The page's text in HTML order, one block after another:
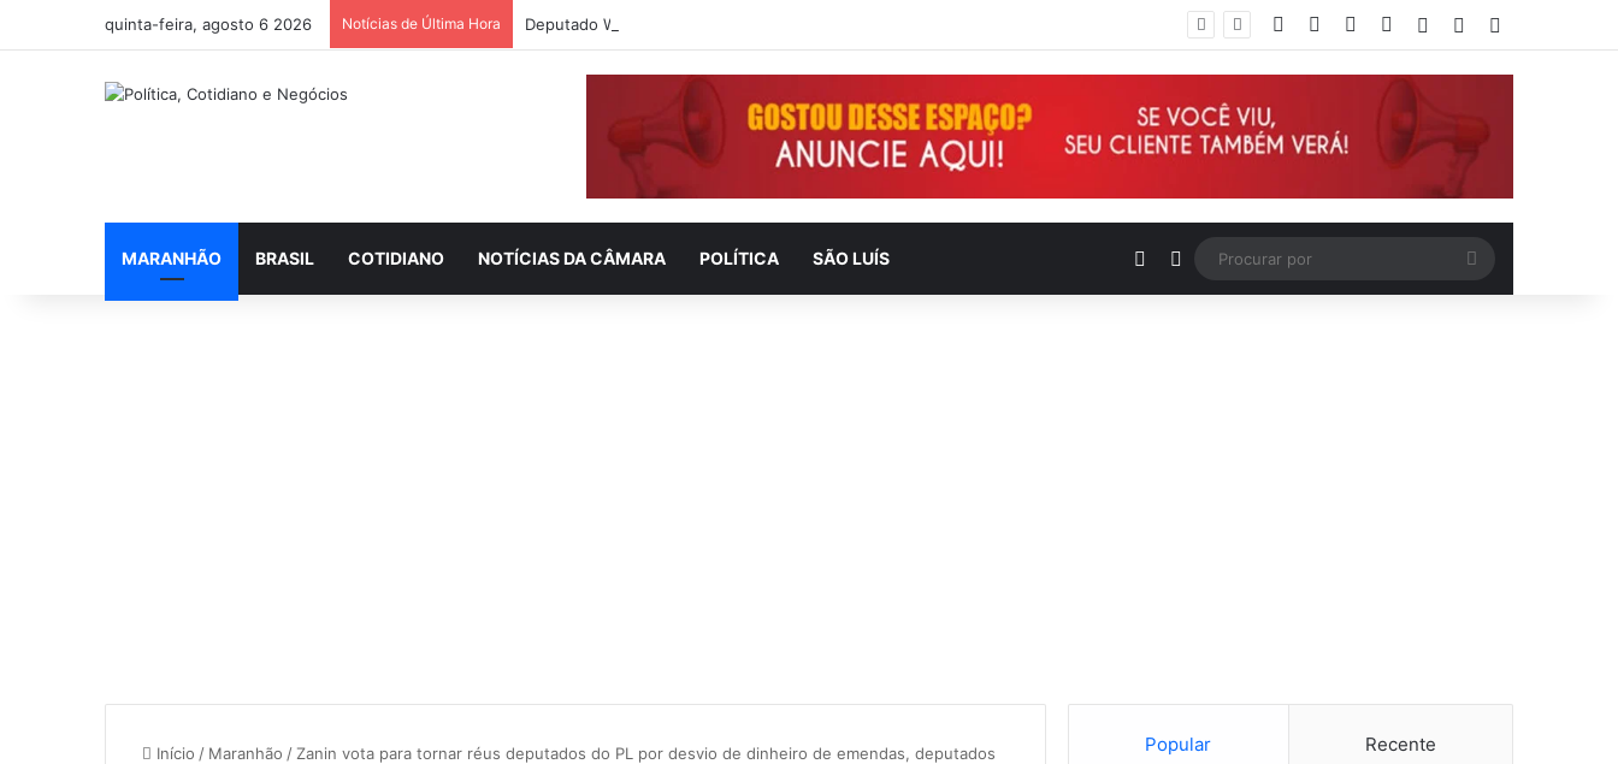
quinta-feira, agosto 6 2026 Notícias de Última Hora Facebook YouTubeInstagram
Entrar Artigo aleatório
MARANHÃO BRASIL COTIDIANO NOTÍCIAS DA CÂMARA POLÍTICA SÃO LUÍS Artigo aleatório
Switch skin
por
Início / Maranhão / Zanin vota para tornar réus deputados do PL por desvio de dinheiro de emendas, deputados
Popular Recente